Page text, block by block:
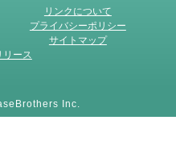
リンクについて
プライバシーポリシー
サイトマップ
リース
Inc.